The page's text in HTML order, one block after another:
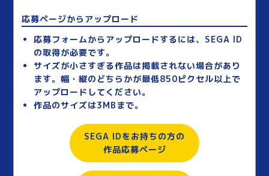
応募ページからアップロード
応募フォームからアップロードするには、SEGA ID
の取得が必要です。
サイズが小さすぎる作品は掲載されない場合があり
ます。幅・縦のどちらかが最低850ピクセル以上で
アップロードしてください。
作品のサイズは3MBまで。
SEGA IDをお持ちの方の
作品応募ページ